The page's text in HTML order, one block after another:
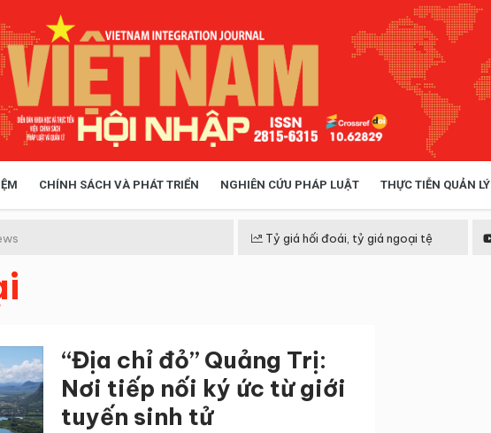
CHÍNH SÁCH VÀ PHÁT TRIỂN NGHIÊN CỨU PHÁP LUẬT THỰC TIỄN QUẢN LÝ
Tỷ giá hối đoái, tỷ giá ngoại tệ
“Địa chỉ đỏ” Quảng Trị:
Nơi tiếp nối ký ức từ giới
tuyến sinh tử